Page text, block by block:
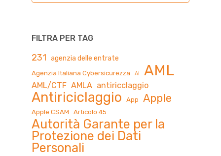
FILTRA PER TAG
231 agenzia delle entrate
Agenzia Italiana Cybersicurezza AI AML
AML/CTF AMLA antiricclaggio
Antiriciclaggio App Apple
Apple CSAM Articolo 45
Autorità Garante per la
Protezione dei Dati
Personali